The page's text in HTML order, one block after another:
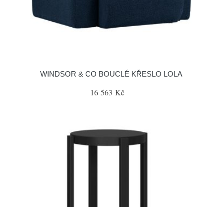
WINDSOR & CO BOUCLÉ KŘESLO LOLA
16 563 Kč